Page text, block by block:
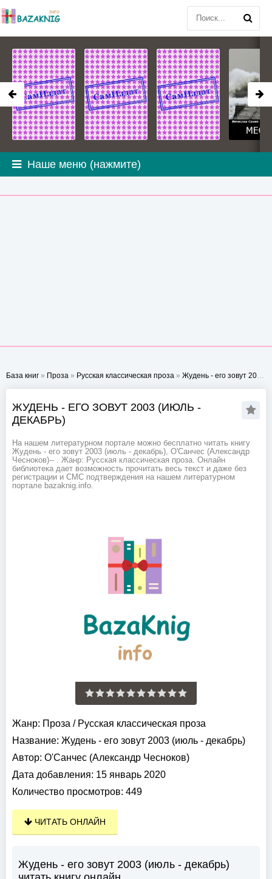
Наше меню (нажмите)
База книг » Проза » Русская классическая проза » Жудень - его зовут 2003 (июль - декабрь)
ЖУДЕНЬ - ЕГО ЗОВУТ 2003 (ИЮЛЬ -
ДЕКАБРЬ)
На нашем литературном портале можно бесплатно читать книгу
Жудень - его зовут 2003 (июль - декабрь), О'Санчес (Александр
Чесноков)-- . Жанр: Русская классическая проза. Онлайн
библиотека дает возможность прочитать весь текст и даже без
регистрации и СМС подтверждения на нашем литературном
портале bazaknig.info.
Жанр: Проза / Русская классическая проза
Название: Жудень - его зовут 2003 (июль - декабрь)
Автор: О'Санчес (Александр Чесноков)
Дата добавления: 15 январь 2020
Количество просмотров: 449
ЧИТАТЬ ОНЛАЙН
Жудень - его зовут 2003 (июль - декабрь)